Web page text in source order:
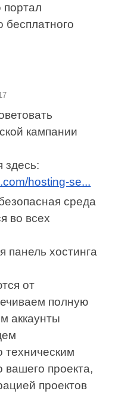
портал
бесплатного
кампании
здесь:
hosting-se...
среда
во всех
панель хостинга
от
полную
аккаунты
техническим
вашего проекта,
проектов